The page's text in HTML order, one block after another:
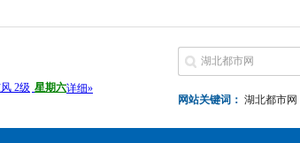
网站关键词： 湖北都市网